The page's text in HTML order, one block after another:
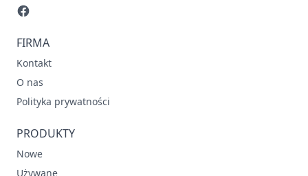
FIRMA
Kontakt
O nas
Polityka prywatności
PRODUKTY
Nowe
Używane